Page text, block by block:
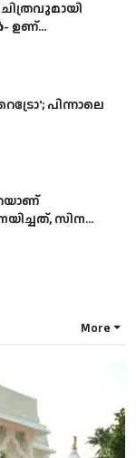
ഉണ്...
പിന്നാലെ
സിന...
More